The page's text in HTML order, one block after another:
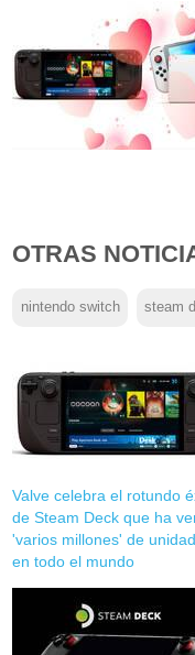
OTRAS
nintendo switch steam
Valve celebra el rotundo
de Steam Deck que ha
'varios millones' de
en todo el mundo